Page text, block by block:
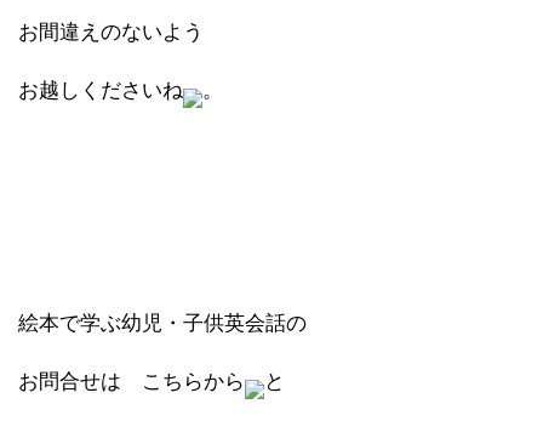
お間違えのないよう
お越しくださいね 。
絵本で学ぶ幼児・子供英会話の
お問合せは こちらから と